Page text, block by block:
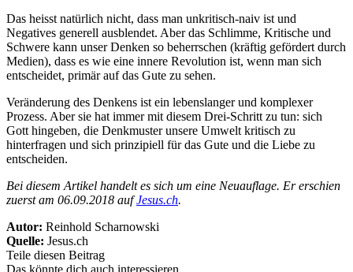
Das heisst natürlich nicht, dass man unkritisch-naiv ist und
Negatives generell ausblendet. Aber das Schlimme, Kritische und
Schwere kann unser Denken so beherrschen (kräftig gefördert durch
Medien), dass es wie eine innere Revolution ist, wenn man sich
entscheidet, primär auf das Gute zu sehen.
Veränderung des Denkens ist ein lebenslanger und komplexer
Prozess. Aber sie hat immer mit diesem Drei-Schritt zu tun: sich
Gott hingeben, die Denkmuster unsere Umwelt kritisch zu
hinterfragen und sich prinzipiell für das Gute und die Liebe zu
entscheiden.
Bei diesem Artikel handelt es sich um eine Neuauflage. Er erschien
zuerst am 06.09.2018 aufJesus.ch.
Autor: Reinhold Scharnowski
Quelle: Jesus.ch
Teile diesen Beitrag